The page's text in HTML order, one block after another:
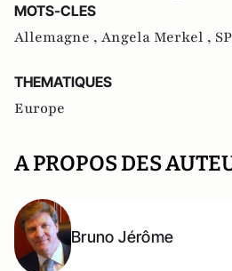
MOTS-CLES
Allemagne , Angela Merkel ,
THEMATIQUES
Europe
A PROPOS DES
Bruno Jérôme